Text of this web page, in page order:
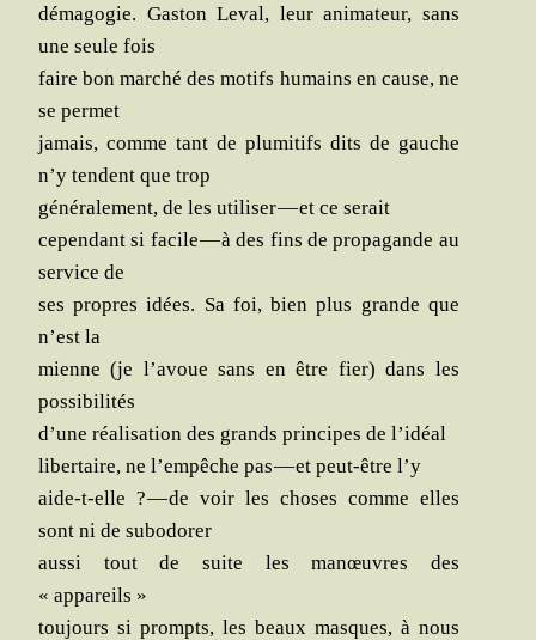
déma­go­gie. Gas­ton Leval, leur ani­ma­teur, sans
une seule fois
faire bon mar­ché des motifs humains en cause, ne
se permet
jamais, comme tant de plu­mi­tifs dits de gauche
n’y tendent que trop
géné­ra­le­ment, de les uti­li­ser — et ce serait
cepen­dant si facile — à des fins de pro­pa­gande au
ser­vice de
ses propres idées. Sa foi, bien plus grande que
n’est la
mienne (je l’avoue sans en être fier) dans les
possibilités
d’une réa­li­sa­tion des grands prin­cipes de l’idéal
liber­taire, ne l’empêche pas — et peut-être l’y
aide-t-elle ? — de voir les choses comme elles
sont ni de subodorer
aus­si tout de suite les manœuvres des
« appareils »
tou­jours si prompts, les beaux masques, à nous